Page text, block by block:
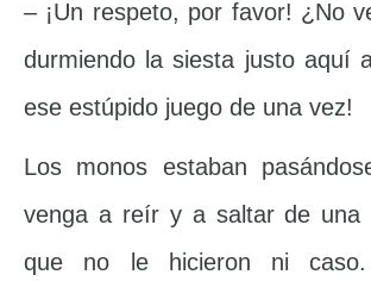
– ¡Un respeto, por favor! ¿No
durmiendo la siesta justo aquí
ese estúpido juego de una vez!
Los monos estaban
venga a reír y a saltar de una
que no le hicieron ni